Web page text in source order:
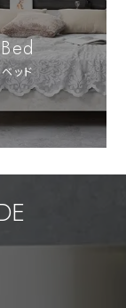
Bed
ベッド